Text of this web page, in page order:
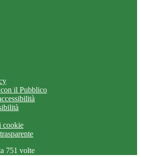
il Pubblico
cookie
751 volte